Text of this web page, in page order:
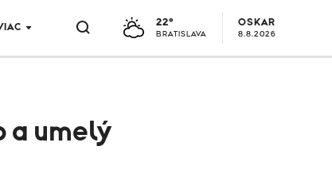
22°
BRATISLAVA
OSKAR
8.8.2026
a umelý